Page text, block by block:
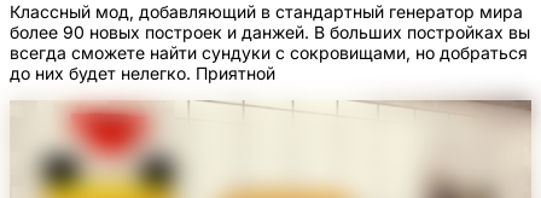
Классный мод, добавляющий в стандартный генератор мира
более 90 новых построек и данжей. В больших постройках вы
всегда сможете найти сундуки с сокровищами, но добраться
до них будет нелегко. Приятной